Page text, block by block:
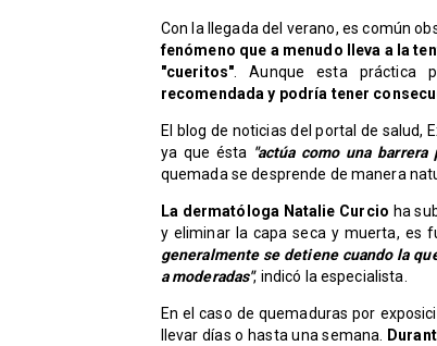
Con la llegada del verano, es común
fenómeno que a menudo lleva a la
"cueritos". Aunque esta práctica
recomendada y podría tener
El blog de noticias del portal de salud,
ya que ésta "actúa como una
quemada se desprende de manera
La dermatóloga Natalie Curcio ha
y eliminar la capa seca y muerta, es
generalmente se detiene cuando la
a moderadas", indicó la especialista.
En el caso de quemaduras por
llevar días o hasta una semana.